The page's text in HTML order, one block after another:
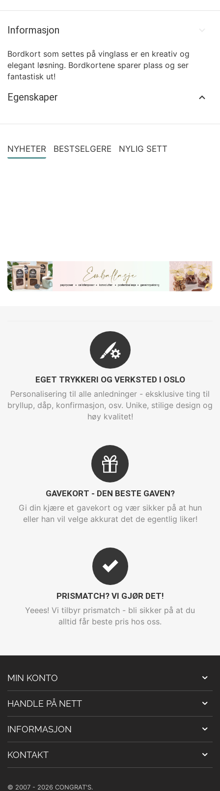
Informasjon
Bordkort som settes på vinglass er en kreativ og
elegant løsning. Bordkortene sparer plass og ser
fantastisk ut!
Egenskaper
NYHETER BESTSELGERE NYLIG SETT
EGET TRYKKERI OG VERKSTED I OSLO
Personalisering til alle anledninger - eksklusive ting til
bryllup, dåp, konfirmasjon, osv. Unike, stilige design og
høy kvalitet!
GAVEKORT - DEN BESTE GAVEN?
Gi din kjære et gavekort og vær sikker på at hun
eller han vil velge akkurat det de egentlig liker!
PRISMATCH? VI GJØR DET!
Yeees! Vi tilbyr prismatch - bli sikker på at du
alltid får beste pris hos oss.
MIN KONTO
HANDLE PÅ NETT
INFORMASJON
KONTAKT
© 2007 - 2026 CONGRAT'S.